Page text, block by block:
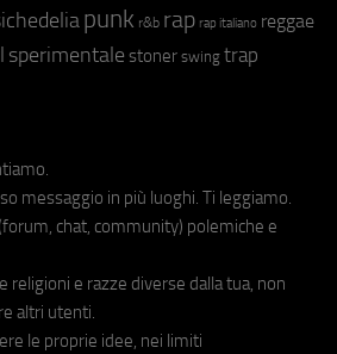
punk r&b rap rap italiano reggae
sperimentale stoner swing trap
messaggio in più luoghi. Ti leggiamo.
chat, community) polemiche e
religioni e razze diverse dalla tua, non
altri utenti.
le proprie idee, nei limiti